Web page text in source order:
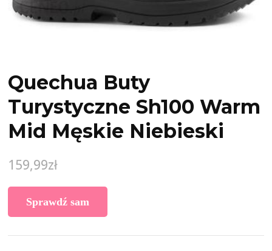
Quechua Buty
Turystyczne Sh100 Warm
Mid Męskie Niebieski
159,99zł
Sprawdź sam